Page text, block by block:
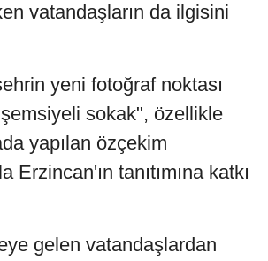
vatandaşların da ilgisini
yeni fotoğraf noktası
sokak", özellikle
yapılan özçekim
Erzincan'ın tanıtımına katkı
gelen vatandaşlardan